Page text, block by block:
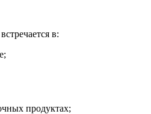
в:
продуктах;